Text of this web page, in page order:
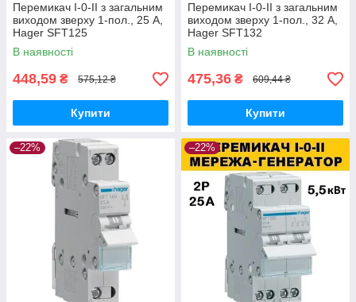
Перемикач I-0-II з загальним
виходом зверху 1-пол., 25 А,
Hager SFT125
В наявності
448,59 ₴ 575,12 ₴
Купити
Перемикач I-0-II з загальним
виходом зверху 1-пол., 32 А,
Hager SFT132
В наявності
475,36 ₴ 609,44 ₴
Купити
–22% –22%